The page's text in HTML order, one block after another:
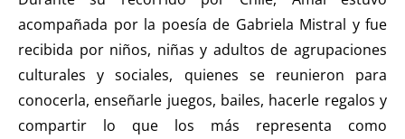
acompañada por la poesía de Gabriela Mistral y fue
recibida por niños, niñas y adultos de agrupaciones
culturales y sociales, quienes se reunieron para
conocerla, enseñarle juegos, bailes, hacerle regalos y
compartir lo que los más representa como